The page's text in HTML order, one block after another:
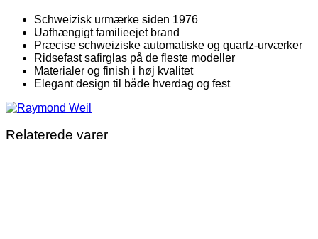
Schweizisk urmærke siden 1976
Uafhængigt familieejet brand
Præcise schweiziske automatiske og quartz-urværker
Ridsefast safirglas på de fleste modeller
Materialer og finish i høj kvalitet
Elegant design til både hverdag og fest
Relaterede varer